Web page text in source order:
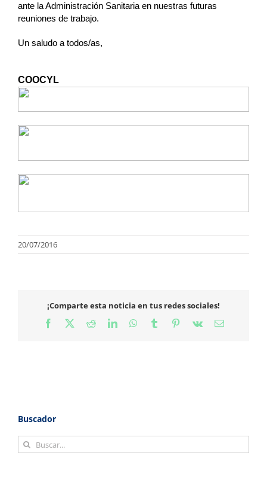
ante la Administración Sanitaria en nuestras futuras
reuniones de trabajo.
Un saludo a todos/as,
COOCYL
20/07/2016
¡Comparte esta noticia en tus redes sociales!
Facebook
X RedditLinkedInWhatsApp
TumblrPinterest
Vk
Correo
Buscador
Buscar: